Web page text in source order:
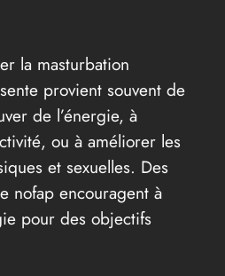
la masturbation
provient souvent de
de l’énergie, à
ou à améliorer les
et sexuelles. Des
nofap encouragent à
pour des objectifs